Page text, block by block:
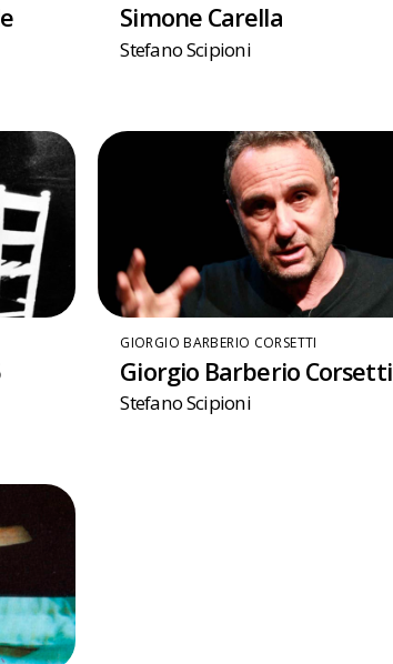
Simone Carella
Stefano Scipioni
GIORGIO BARBERIO CORSETTI
Giorgio Barberio Corsetti
Stefano Scipioni